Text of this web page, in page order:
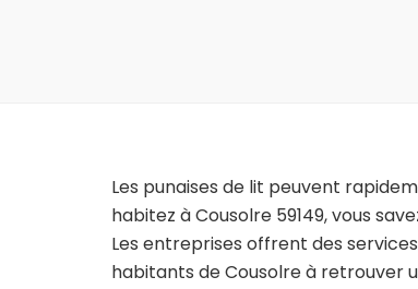
Les punaises de lit peuvent
habitez à Cousolre 59149, vous
Les entreprises offrent des
habitants de Cousolre à retrouver